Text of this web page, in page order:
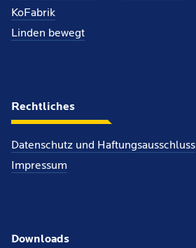
KoFabrik
Linden bewegt
Rechtliches
Datenschutz und Haftungsausschluss
Impressum
Downloads